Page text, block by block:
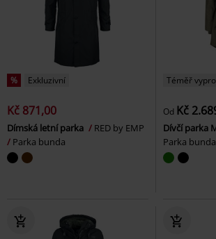
% Exkluzivní
Kč 871,00
Dímská letní parka
RED by EMP
Parka bunda
Téměř
Od Kč
Dívčí parka
Parka bunda